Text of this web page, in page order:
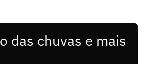
das chuvas e mais